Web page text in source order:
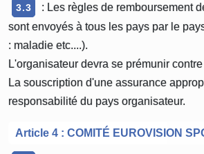
3.3
: Les règles de remboursement
sont envoyés à tous les pays par le
: maladie etc....).
L'organisateur devra se prémunir
La souscription d'une assurance
responsabilité du pays organisateur.
Article 4 : COMITÉ EUROVISION